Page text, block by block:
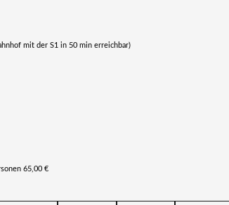
mit der S1 in 50 min erreichbar)
65,00 €